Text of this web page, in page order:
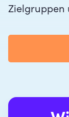
Zielgruppen